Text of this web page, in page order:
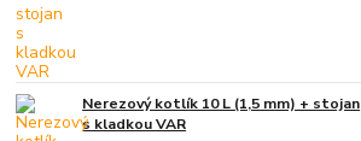
Nerezový kotlík 10 L (1,5 mm) + stojan
s kladkou VAR